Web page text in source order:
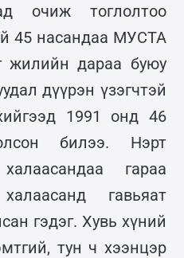
очиж тоглолтоо
45 насандаа МУСТА
жилийн дараа буюу
дүүрэн үзэгчтэй
1991 онд 46
билээ. Нэрт
гараа
гавьяат
гэдэг. Хувь хүний
тун ч хээнцэр